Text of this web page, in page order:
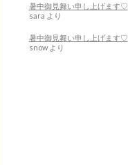
暑中御見舞い申し上げます♡
sara より
暑中御見舞い申し上げます♡
snowより